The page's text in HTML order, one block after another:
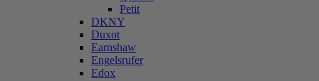
Petit
DKNY
Duxot
Earnshaw
Engelsrufer
Edox